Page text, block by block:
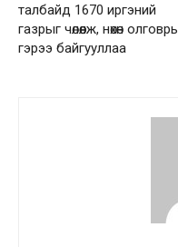
талбайд 1670 иргэний
газрыг чөлөөлж, нөхөн
гэрээ байгууллаа